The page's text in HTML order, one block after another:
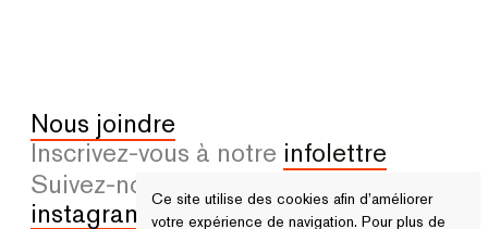
Nous joindre
Inscrivez-vous à notre infolettre
Suivez-nous sur
instagram
Ce site utilise des cookies afin d’améliorer
votre expérience de navigation. Pour plus de